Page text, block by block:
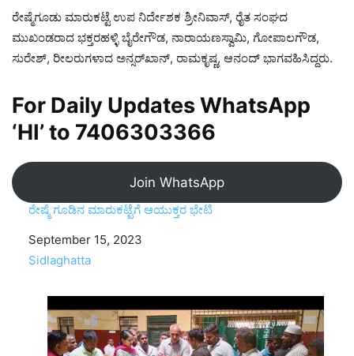
ರೇಷ್ಮೆಗೂಡು ಮಾರುಕಟ್ಟೆ ಉಪ ನಿರ್ದೇಶಕ ಶ್ರೀನಿವಾಸ್, ರೈತ ಸಂಘದ
ಮುಖಂಡರಾದ ಭಕ್ತರಹಳ್ಳಿ ಬೈರೇಗೌಡ, ನಾರಾಯಣಸ್ವಾಮಿ, ಗೋಪಾಲಗೌಡ,
ಸುರೇಶ್, ರೀಲರುಗಳಾದ ಅನ್ಸರ್‌ಖಾನ್, ರಾಮಕೃಷ್ಣ, ಆನಂದ್ ಭಾಗವಹಿಸಿದ್ದರು.
For Daily Updates WhatsApp
‘HI’ to 7406303366
Join WhatsApp
ರೇಷ್ಮೆ ಗೂಡಿನ ಮಾರುಕಟ್ಟೆಗೆ ಆಯುಕ್ತರ ಭೇಟಿ
Date
September 15, 2023
In relation to
Sidlaghatta